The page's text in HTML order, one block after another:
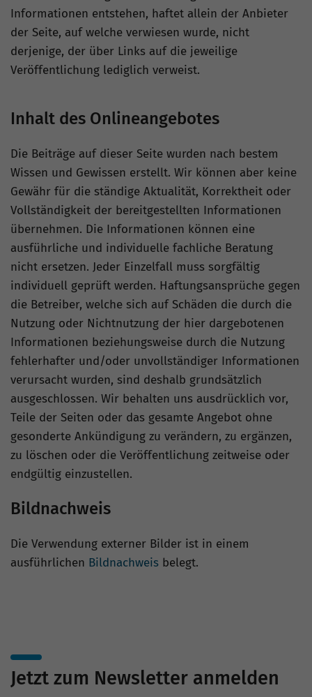
Informationen entstehen, haftet allein der Anbieter
der Seite, auf welche verwiesen wurde, nicht
derjenige, der über Links auf die jeweilige
Veröffentlichung lediglich verweist.
Inhalt des Onlineangebotes
Die Beiträge auf dieser Seite wurden nach bestem
Wissen und Gewissen erstellt. Wir können aber keine
Gewähr für die ständige Aktualität, Korrektheit oder
Vollständigkeit der bereitgestellten Informationen
übernehmen. Die Informationen können eine
ausführliche und individuelle fachliche Beratung
nicht ersetzen. Jeder Einzelfall muss sorgfältig
individuell geprüft werden. Haftungsansprüche gegen
die Betreiber, welche sich auf Schäden die durch die
Nutzung oder Nichtnutzung der hier dargebotenen
Informationen beziehungsweise durch die Nutzung
fehlerhafter und/oder unvollständiger Informationen
verursacht wurden, sind deshalb grundsätzlich
ausgeschlossen. Wir behalten uns ausdrücklich vor,
Teile der Seiten oder das gesamte Angebot ohne
gesonderte Ankündigung zu verändern, zu ergänzen,
zu löschen oder die Veröffentlichung zeitweise oder
endgültig einzustellen.
Bildnachweis
Die Verwendung externer Bilder ist in einem
ausführlichen Bildnachweis belegt.
Jetzt zum Newsletter anmelden